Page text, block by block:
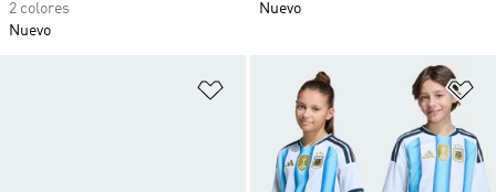
2 colores
Nuevo
Nuevo
Añadir a la lista de deseos